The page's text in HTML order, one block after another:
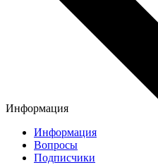
Информация
Информация
Вопросы
Подписчики